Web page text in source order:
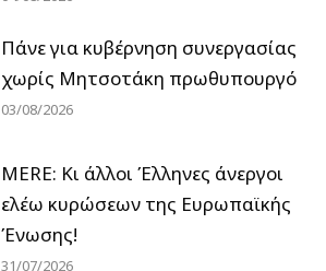
Πάνε για κυβέρνηση συνεργασίας
χωρίς Μητσοτάκη πρωθυπουργό
03/08/2026
MERE: Κι άλλοι Έλληνες άνεργοι
ελέω κυρώσεων της Ευρωπαϊκής
Ένωσης!
31/07/2026